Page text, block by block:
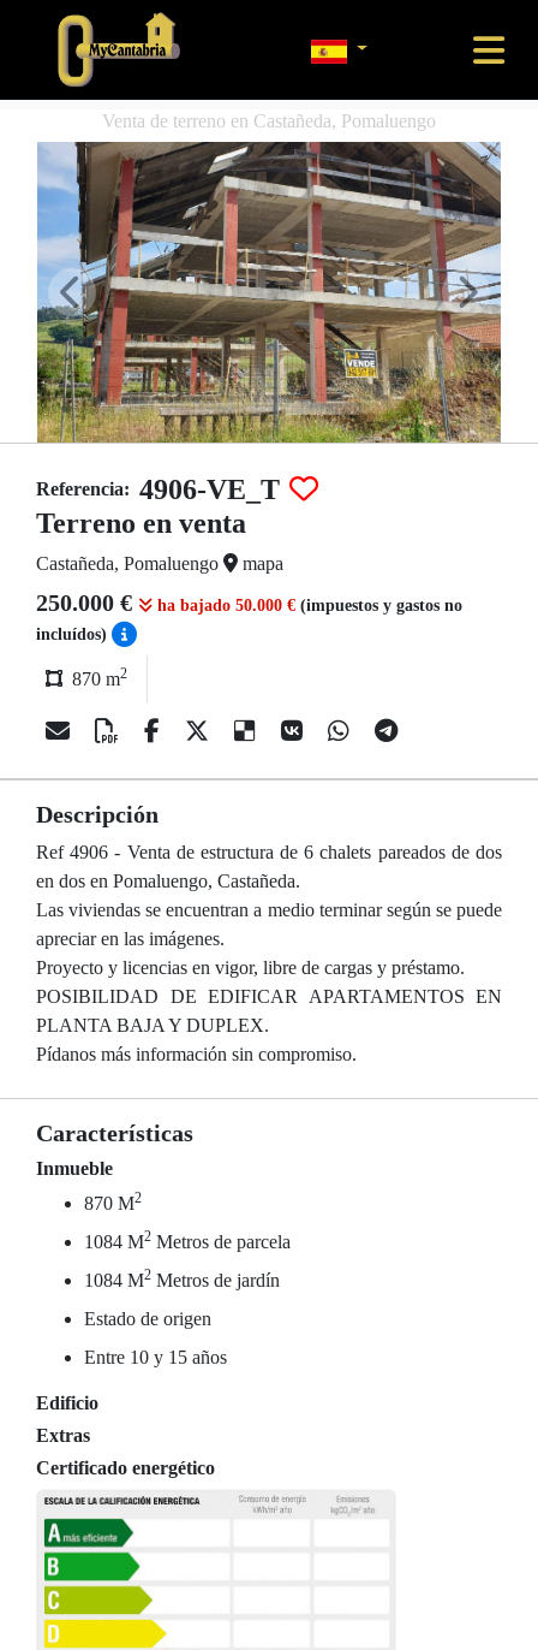
Venta de terreno en Castañeda, Pomaluengo
Referencia: 4906-VE_T
Terreno en venta
Castañeda, Pomaluengo mapa
250.000 € ha bajado 50.000 € (impuestos y gastos no
incluídos)
870 m2
Descripción
Ref 4906 - Venta de estructura de 6 chalets pareados de dos
en dos en Pomaluengo, Castañeda.
Las viviendas se encuentran a medio terminar según se puede
apreciar en las imágenes.
Proyecto y licencias en vigor, libre de cargas y préstamo.
POSIBILIDAD DE EDIFICAR APARTAMENTOS EN
PLANTA BAJA Y DUPLEX.
Pídanos más información sin compromiso.
Características
Inmueble
870 M2
1084 M2 Metros de parcela
1084 M2 Metros de jardín
Estado de origen
Entre 10 y 15 años
Edificio
Extras
Certificado energético